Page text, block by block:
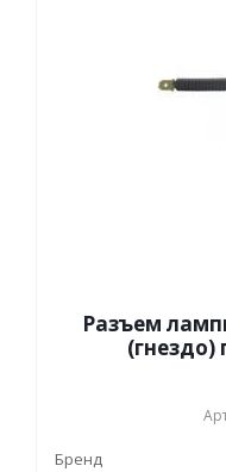
Разъем
Бренд